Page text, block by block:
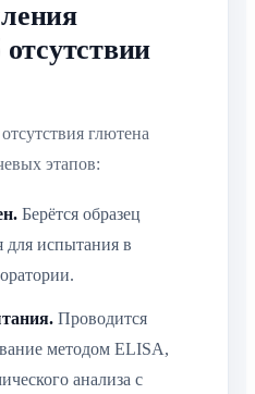
протокола
глютена
этапов:
для испытания в
Проводится
методом ELISA,
анализа с
в протоколе.